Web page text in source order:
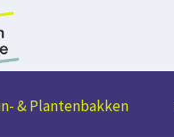
& Plantenbakken